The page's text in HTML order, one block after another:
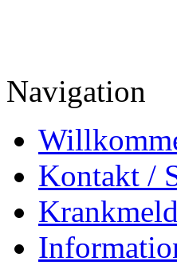
Navigation
Kontakt /